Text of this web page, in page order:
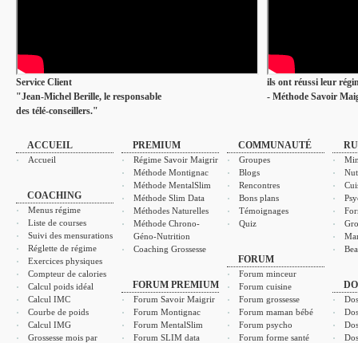
Service Client
"Jean-Michel Berille, le responsable
des télé-conseillers."
ils ont réussi leur
- Méthode Savoir
ACCUEIL
Accueil
COACHING
Menus régime
Liste de courses
Suivi des mensurations
Réglette de régime
Exercices physiques
Compteur de calories
Calcul poids idéal
Calcul IMC
Courbe de poids
Calcul IMG
Grossesse mois par
PREMIUM
Régime Savoir Maigrir
Méthode Montignac
Méthode MentalSlim
Méthode Slim Data
Méthodes Naturelles
Méthode Chrono-
Géno-Nutrition
Coaching Grossesse
FORUM PREMIUM
Forum Savoir Maigrir
Forum Montignac
Forum MentalSlim
Forum SLIM data
COMMUNAUTÉ
Groupes
Blogs
Rencontres
Bons plans
Témoignages
Quiz
FORUM
Forum minceur
Forum cuisine
Forum grossesse
Forum maman bébé
Forum psycho
Forum forme santé